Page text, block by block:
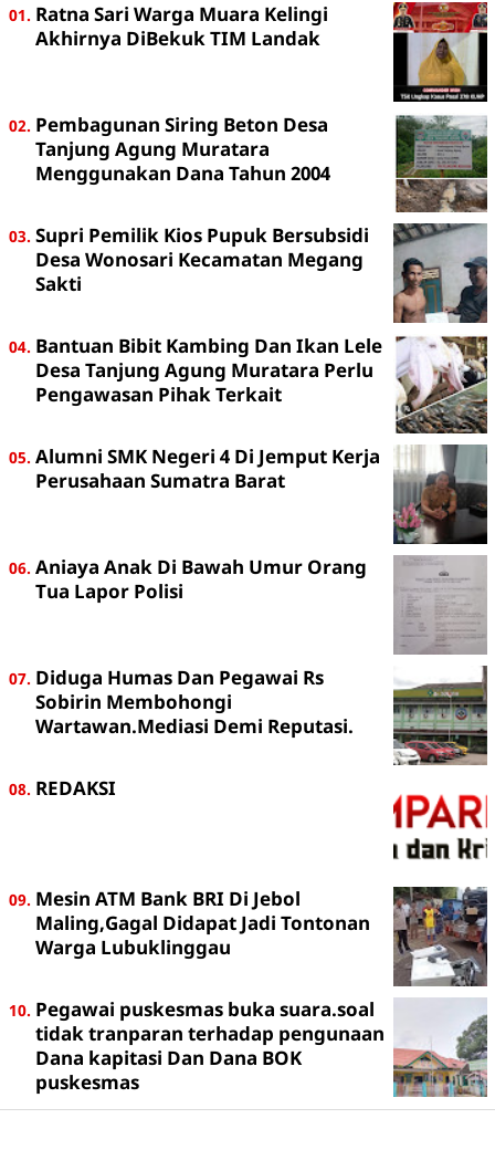
Ratna Sari Warga Muara Kelingi
Akhirnya DiBekuk TIM Landak
Pembagunan Siring Beton Desa
Tanjung Agung Muratara
Menggunakan Dana Tahun 2004
Supri Pemilik Kios Pupuk Bersubsidi
Desa Wonosari Kecamatan Megang
Sakti
Bantuan Bibit Kambing Dan Ikan Lele
Desa Tanjung Agung Muratara Perlu
Pengawasan Pihak Terkait
Alumni SMK Negeri 4 Di Jemput Kerja
Perusahaan Sumatra Barat
Aniaya Anak Di Bawah Umur Orang
Tua Lapor Polisi
Diduga Humas Dan Pegawai Rs
Sobirin Membohongi
Wartawan.Mediasi Demi Reputasi.
REDAKSI
Mesin ATM Bank BRI Di Jebol
Maling,Gagal Didapat Jadi Tontonan
Warga Lubuklinggau
Pegawai puskesmas buka suara.soal
tidak tranparan terhadap pengunaan
Dana kapitasi Dan Dana BOK
puskesmas